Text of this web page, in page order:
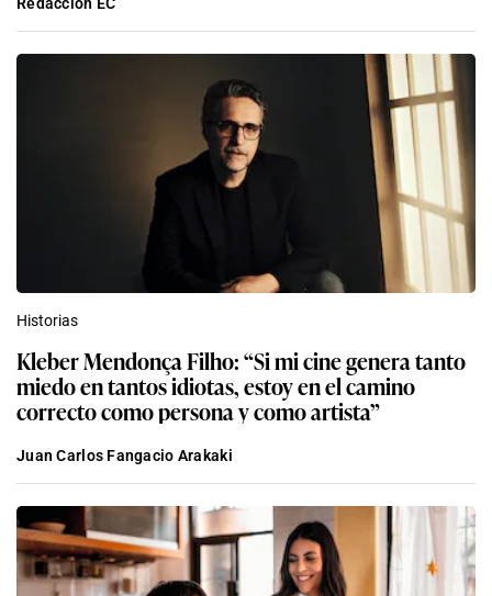
Redacción EC
Historias
Kleber Mendonça Filho: “Si mi cine genera tanto
miedo en tantos idiotas, estoy en el camino
correcto como persona y como artista”
Juan Carlos Fangacio Arakaki